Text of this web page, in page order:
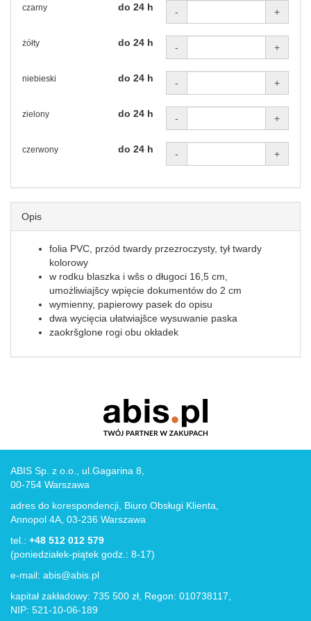
czarny do 24 h - +
żółty do 24 h - +
niebieski do 24 h - +
zielony do 24 h - +
czerwony do 24 h - +
Opis
folia PVC, przód twardy przezroczysty, tył twardy
kolorowy
w rodku blaszka i wšs o długoci 16,5 cm,
umożliwiajšcy wpięcie dokumentów do 2 cm
wymienny, papierowy pasek do opisu
dwa wycięcia ułatwiajšce wysuwanie paska
zaokršglone rogi obu okładek
ABIS Sp. z o.o., ul.Gagarina 8,
00-754 Warszawa
adres do korespondencji, Biuro Obsługi Klienta,
Annopol 4A, 03-236 Warszawa
tel.: +48 512 012 579
(poniedziałek-piątek godz.: 8-17)
e-mail: abis@abis.pl
kapitał zakładowy: 735 500 zł, Regon: 010738117,
NIP: 521-10-06-189